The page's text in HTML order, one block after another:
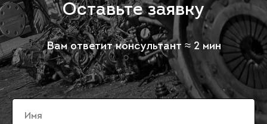
Оставьте заявку
Вам ответит консультант ≈ 2 мин